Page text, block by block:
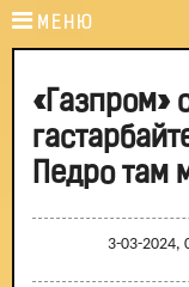
МЕНЮ
«Газпром»
Педро там
3-03-2024,